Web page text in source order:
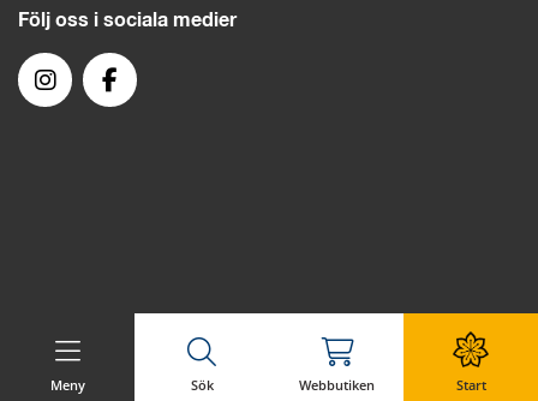
Meny Sök Webbutiken Start
Följ oss i sociala medier